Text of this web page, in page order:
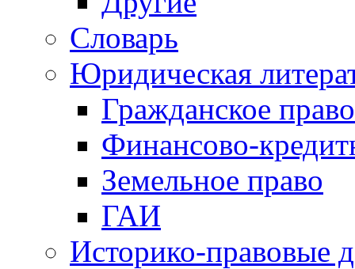
Словарь
Юридическая
Гражданское право
Финансово-
Земельное право
ГАИ
Историко-правовые